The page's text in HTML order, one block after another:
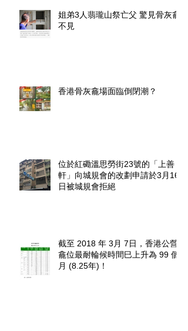
姐弟3人翡瓏山祭亡父 驚見骨灰龕
不見
香港骨灰龕場面臨倒閉潮？
位於紅磡溫思勞街23號的「上善
軒」向城規會的改劃申請於3月16
日被城規會拒絕
截至 2018 年 3月 7日，香港公營
龕位最耐輪候時間巳上升為 99 個
月 (8.25年)！